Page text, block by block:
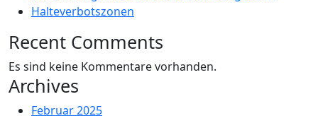
Halteverbotszonen
Recent Comments
Es sind keine Kommentare vorhanden.
Archives
Februar 2025